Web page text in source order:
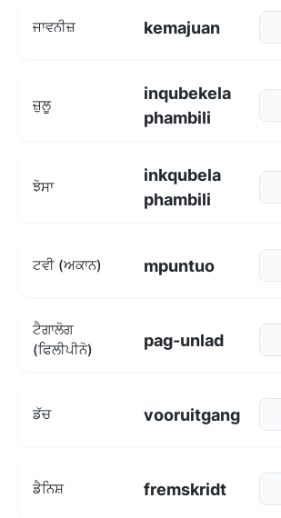
ਜਾਵਨੀਜ਼ kemajuan
ਜ਼ੁਲੂ
inqubekela
phambili
ਝੋਸਾ
inkqubela
phambili
ਟਵੀ (ਅਕਾਨ) mpuntuo
ਟੈਗਾਲੋਗ
(ਫਿਲੀਪੀਨੋ)
pag-unlad
ਡੱਚ vooruitgang
ਡੈਨਿਸ਼ fremskridt